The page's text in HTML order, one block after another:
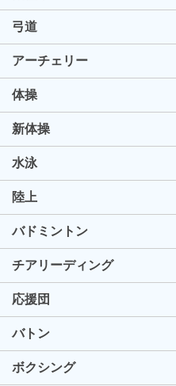
弓道
アーチェリー
体操
新体操
水泳
陸上
バドミントン
チアリーディング
応援団
バトン
ボクシング